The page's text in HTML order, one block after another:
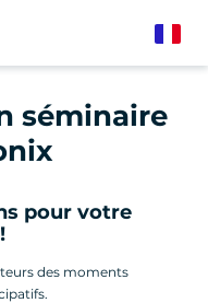
séminaire
pour votre
des moments